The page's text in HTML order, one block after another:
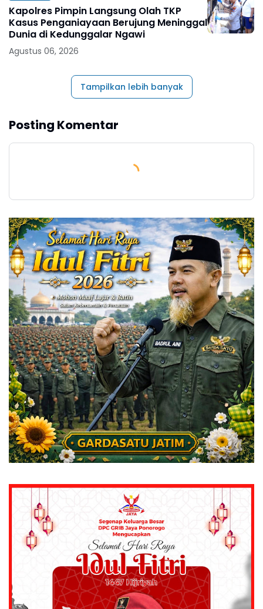
Kapolres Pimpin Langsung Olah TKP
Kasus Penganiayaan Berujung Meninggal
Dunia di Kedunggalar Ngawi
Agustus 06, 2026
Tampilkan lebih banyak
Posting Komentar